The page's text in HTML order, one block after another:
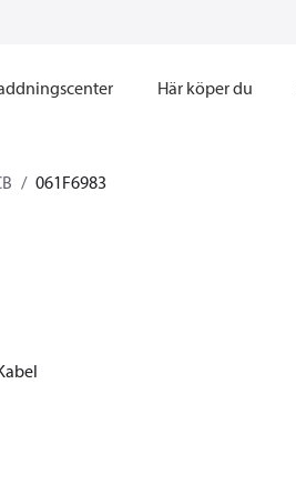
Här köper du
061F6983